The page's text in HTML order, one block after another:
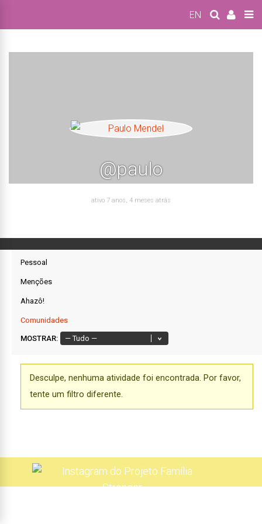
EN
@paulo
ativo 7 anos, 4 meses atrás
Pessoal
Menções
Ahazô!
Comunidades
MOSTRAR:
Desculpe, nenhuma atividade foi encontrada. Por favor,
tente um filtro diferente.